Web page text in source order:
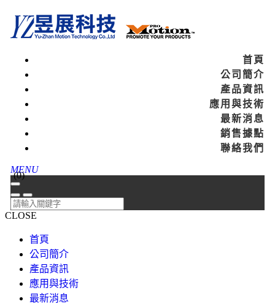
首頁
公司簡介
產品資訊
應用與技術
最新消息
銷售據點
聯絡我們
MENU
(0)
CLOSE
首頁
公司簡介
產品資訊
應用與技術
最新消息